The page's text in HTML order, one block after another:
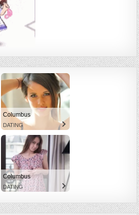
Columbus
DATING
Columbus
DATING